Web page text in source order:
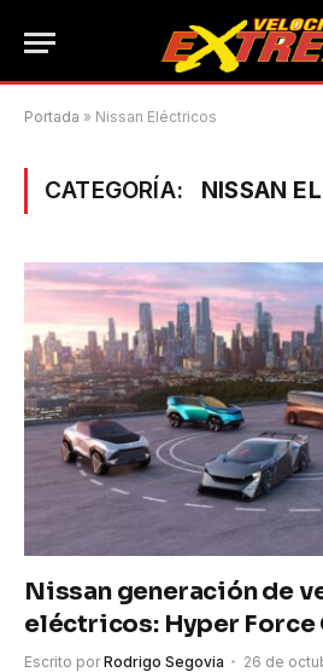
Portada » Nissan Eléctricos
CATEGORÍA: NISSAN
Nissan generación de
eléctricos: Hyper Force
Escrito por Rodrigo Segovia
26 de